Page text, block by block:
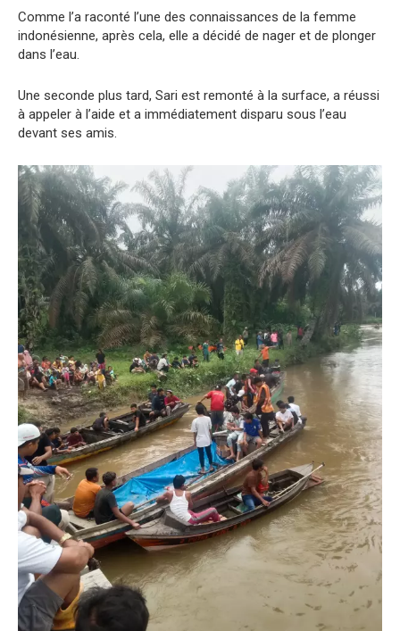
Comme l’a raconté l’une des connaissances de la femme
indonésienne, après cela, elle a décidé de nager et de plonger
dans l’eau.
Une seconde plus tard, Sari est remonté à la surface, a réussi
à appeler à l’aide et a immédiatement disparu sous l’eau
devant ses amis.